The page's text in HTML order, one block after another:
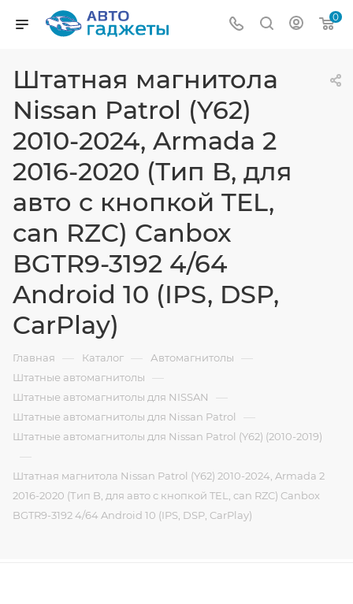
0
Штатная магнитола
Nissan Patrol (Y62)
2010-2024, Armada 2
2016-2020 (Тип B, для
авто с кнопкой TEL,
can RZC) Canbox
BGTR9-3192 4/64
Android 10 (IPS, DSP,
CarPlay)
Главная — Каталог — Автомагнитолы —
Штатные автомагнитолы —
Штатные автомагнитолы для NISSAN —
Штатные автомагнитолы для Nissan Patrol —
Штатные автомагнитолы для Nissan Patrol (Y62) (2010-2019)
—
Штатная магнитола Nissan Patrol (Y62) 2010-2024, Armada 2
2016-2020 (Тип B, для авто с кнопкой TEL, can RZC) Canbox
BGTR9-3192 4/64 Android 10 (IPS, DSP, CarPlay)